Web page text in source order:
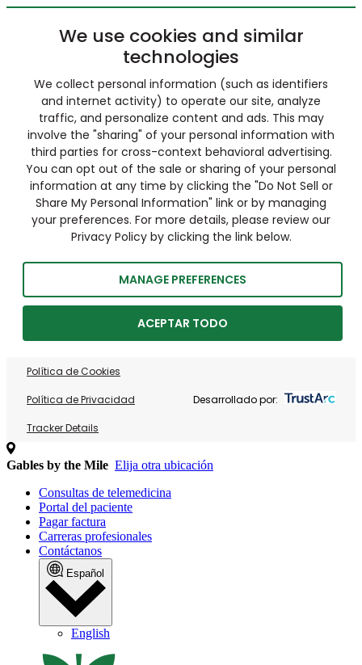
We use cookies and similar
technologies
We collect personal information (such as identifiers
and internet activity) to operate our site, analyze
traffic, and personalize content and ads. This may
involve the "sharing" of your personal information with
third parties for cross-context behavioral advertising.
You can opt out of the sale or sharing of your personal
information at any time by clicking the "Do Not Sell or
Share My Personal Information" link or by managing
your preferences. For more details, please review our
Privacy Policy by clicking the link below.
MANAGE PREFERENCES
ACEPTAR TODO
Política de Cookies
Política de Privacidad
Tracker Details
Desarrollado por:
Gables by the Mile Elija otra ubicación
Consultas de telemedicina
Portal del paciente
Pagar factura
Carreras profesionales
Contáctanos
Español
English